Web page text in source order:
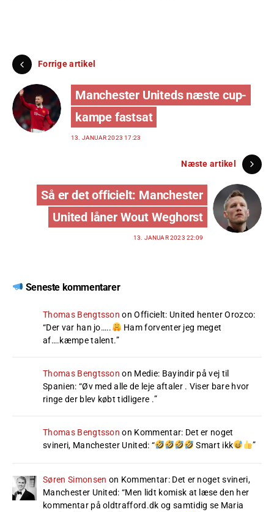
Forrige artikel
Manchester Uniteds næste cup-
kampe fastsat
13. JANUAR 2023 17:23
Næste artikel
Så er det officielt: Manchester
United låner Wout Weghorst
13. JANUAR 2023 22:09
Seneste kommentarer
Thomas Bengtsson onOfficielt: United henter Orozco:
“Der var han jo…..
Ham forventer jeg meget
af….kæmpe talent.”
Thomas Bengtsson on Medie: Bayindir på vej til
Spanien: “Øv med alle de leje aftaler . Viser bare hvor
ringe der blev købt tidligere .”
Thomas Bengtsson on Kommentar: Det er noget
svineri, Manchester United: “ Smart ikk ”
Søren Simonsen on Kommentar: Det er noget svineri,
Manchester United: “Men lidt komisk at læse den her
kommentar på oldtrafford.dk og samtidig se Maria